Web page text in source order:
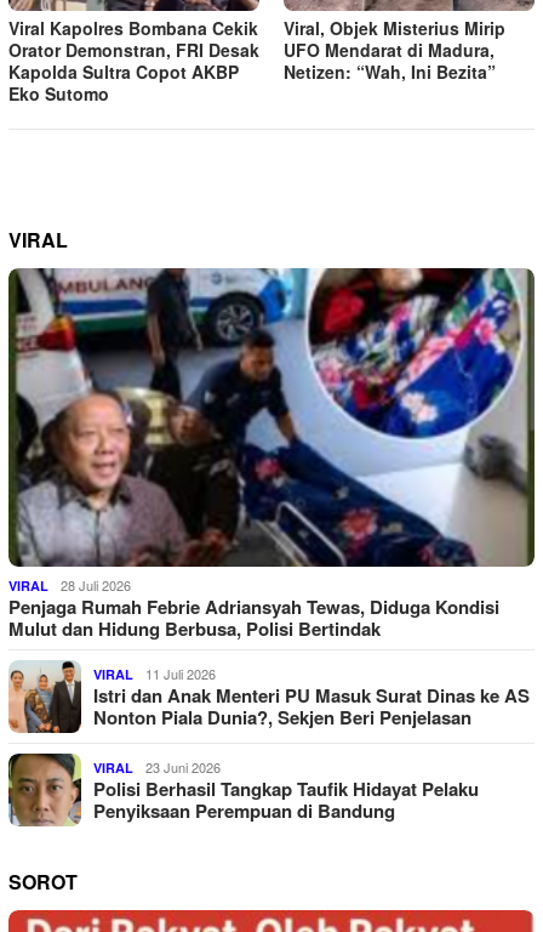
Viral Kapolres Bombana Cekik
Orator Demonstran, FRI Desak
Kapolda Sultra Copot AKBP
Eko Sutomo
Viral, Objek Misterius Mirip
UFO Mendarat di Madura,
Netizen: “Wah, Ini Bezita”
VIRAL
VIRAL 28 Juli 2026
Penjaga Rumah Febrie Adriansyah Tewas, Diduga Kondisi
Mulut dan Hidung Berbusa, Polisi Bertindak
VIRAL 11 Juli 2026
Istri dan Anak Menteri PU Masuk Surat Dinas ke AS
Nonton Piala Dunia?, Sekjen Beri Penjelasan
VIRAL 23 Juni 2026
Polisi Berhasil Tangkap Taufik Hidayat Pelaku
Penyiksaan Perempuan di Bandung
SOROT